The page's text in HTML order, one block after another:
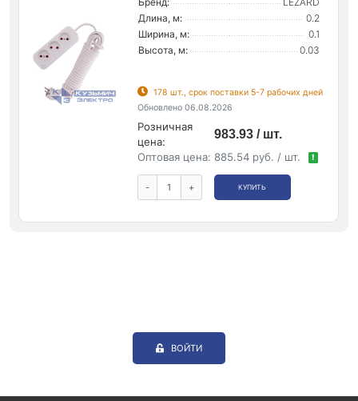
Длина, м:
0.2
Ширина, м:
0.1
Высота, м:
0.03
178 шт., срок поставки 5-7 рабочих дней
Обновлено 06.08.2026
Розничная
цена:
983.93 / шт.
Оптовая цена: 885.54 руб. / шт. !
- + КУПИТЬ
ВОЙТИ